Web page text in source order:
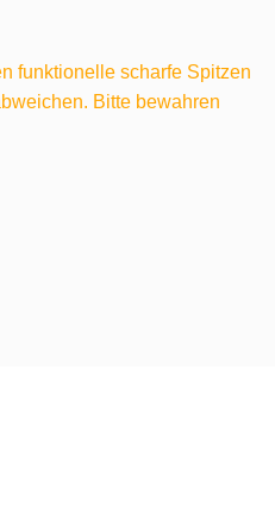
funktionelle scharfe Spitzen
Bitte bewahren